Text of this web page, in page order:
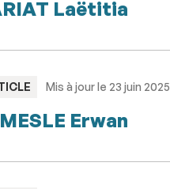
Laëtitia
Mis à jour le 23 juin 2025
Erwan